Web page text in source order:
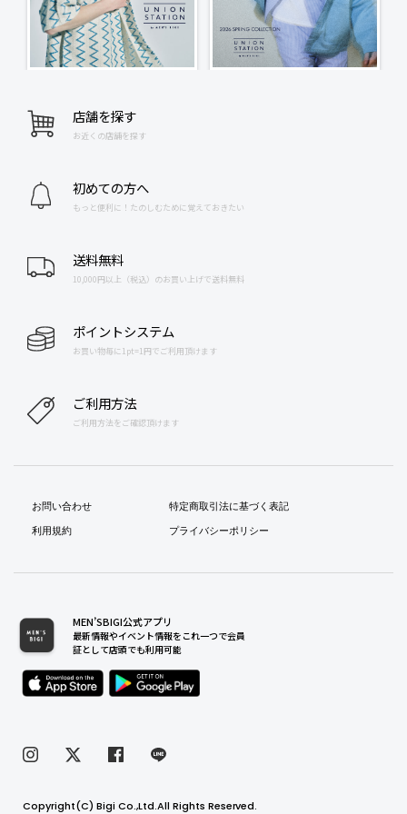
店舗を探す
お近くの店舗を探す
初めての方へ
もっと便利に！たのしむために覚えておきたい
送料無料
10,000円以上（税込）のお買い上げで送料無料
ポイントシステム
お買い物毎に1pt=1円でご利用頂けます
ご利用方法
ご利用方法をご確認頂けます
お問い合わせ
利用規約
特定商取引法に基づく表記
プライバシーポリシー
MEN’SBIGI公式アプリ
最新情報やイベント情報をこれ一つで会員
証として店頭でも利用可能
Copyright(C) Bigi Co.,Ltd.All Rights Reserved.